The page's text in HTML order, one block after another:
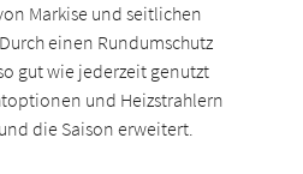
Markise und seitlichen
einen Rundumschutz
gut wie jederzeit genutzt
und Heizstrahlern
die Saison erweitert.